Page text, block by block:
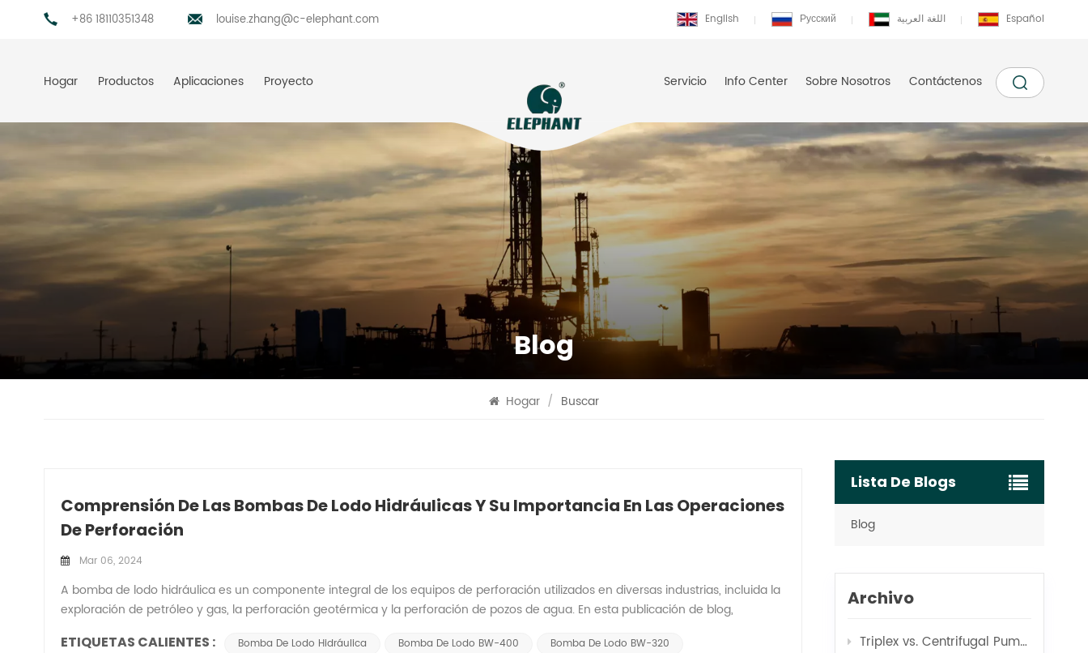
+86 18110351348 louise.zhang@c-elephant.com English Русский اللغة العربية Español
Hogar Productos Aplicaciones Proyecto Servicio Info Center Sobre Nosotros Contáctenos
Blog
Hogar / Buscar
Comprensión De Las Bombas De Lodo Hidráulicas Y Su Importancia En Las Operaciones
De Perforación
Mar 06, 2024
A bomba de lodo hidráulica es un componente integral de los equipos de perforación utilizados en diversas industrias, incluida la
exploración de petróleo y gas, la perforación geotérmica y la perforación de pozos de agua. En esta publicación de blog,
Elephant Machinery CO., LTD en la fabricación de bombas de lodo hidráulicas de alta calidad. ¿Qué es una bomba de lodo
ETIQUETAS CALIENTES : Bomba De Lodo Hidráulica Bomba De Lodo BW-400
Bomba De Lodo BW-320
Lista De Blogs
Blog
Archivo
Triplex vs. Centrifugal Pumps for Boiler Feed Applications